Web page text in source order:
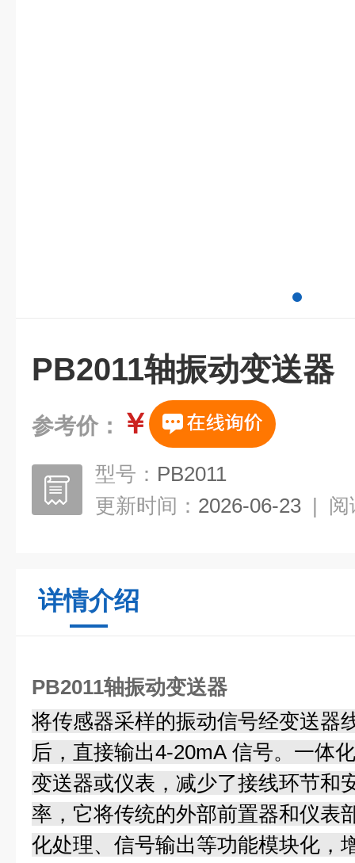
PB2011轴振动变送器
参考价： ￥
型号： PB2011
更新时间： 2026-06-23 | 阅
详情介绍
PB2011轴振动变送器
将传感器采样的振动信号经变送器
后，直接输出4-20mA 信号。一体
变送器或仪表，减少了接线环节和
率，它将传统的外部前置器和仪表
化处理、信号输出等功能模块化，